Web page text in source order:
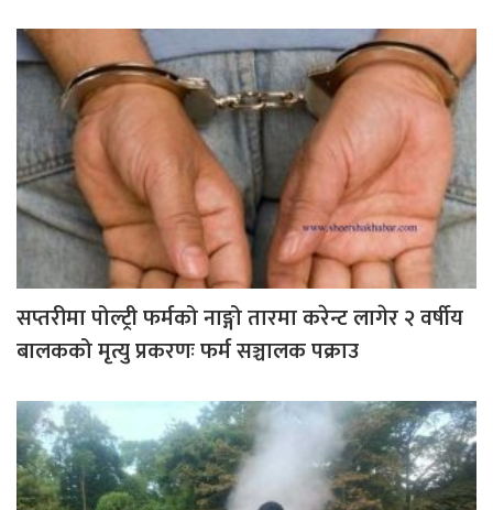
सप्तरीमा पोल्ट्री फर्मको नाङ्गो तारमा करेन्ट लागेर २ वर्षीय
बालकको मृत्यु प्रकरणः फर्म सञ्चालक पक्राउ